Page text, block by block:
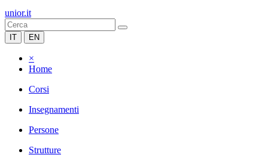
unior.it
IT EN
×
Home
Corsi
Insegnamenti
Persone
Strutture